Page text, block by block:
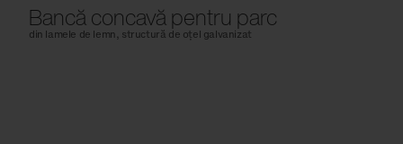
Bancă concavă pentru parc
din lamele de lemn, structură de oțel galvanizat